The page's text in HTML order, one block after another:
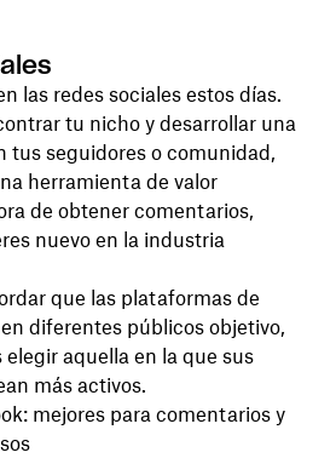
las redes sociales estos días.
tu nicho y desarrollar una
tus seguidores o comunidad,
herramienta de valor
de obtener comentarios,
nuevo en la industria
que las plataformas de
diferentes públicos objetivo,
elegir aquella en la que sus
más activos.
mejores para comentarios y